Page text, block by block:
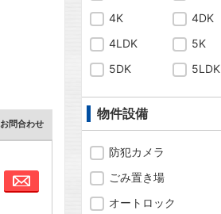
お問合わせ
お問合わせ
4K
4DK
4LDK
5K
5DK
5LDK
物件設備
防犯カメラ
ごみ置き場
オートロック